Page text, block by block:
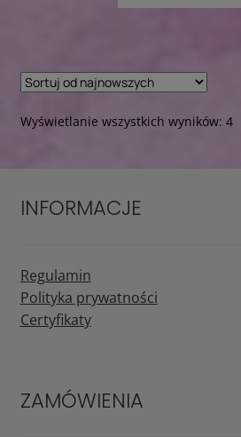
Wyświetlanie wszystkich wyników: 4
INFORMACJE
Regulamin
Polityka prywatności
Certyfikaty
ZAMÓWIENIA